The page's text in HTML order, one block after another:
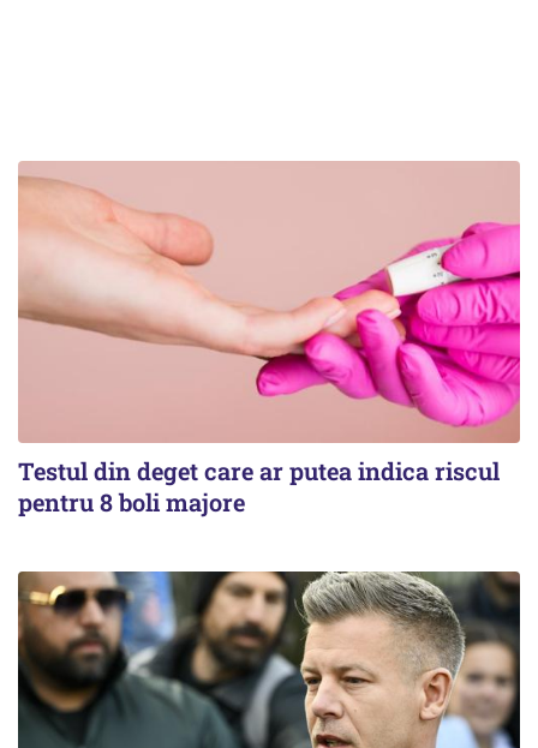
Testul din deget care ar putea indica riscul
pentru 8 boli majore